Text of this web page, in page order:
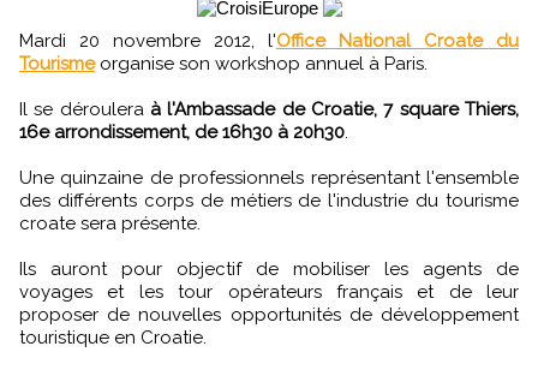
Mardi 20 novembre 2012, l'Office National Croate du
Tourismeorganise son workshop annuel à Paris.
Il se déroulera à l'Ambassade de Croatie, 7 square Thiers,
16e arrondissement, de 16h30 à 20h30
Une quinzaine de professionnels représentant l'ensemble
des différents corps de métiers de l'industrie du tourisme
croate sera présente.
Ils auront pour objectif de mobiliser les agents de
voyages et les tour opérateurs français et de leur
proposer de nouvelles opportunités de développement
touristique en Croatie.